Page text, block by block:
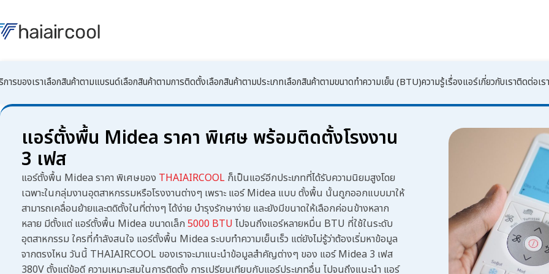
การของเราเลือกสินค้าตามแบรนด์เลือกสินค้าตามการติดตั้งเลือกสินค้าตามประเภทเลือกสินค้าตามขนาดทำความเย็น (BTU)ความรู้เรื่องแอร์เกี่ยวกับเราติดต่อเรา
แอร์ตั้งพื้น Midea ราคา พิเศษ พร้อมติดตั้งโรงงาน
3 เฟส
แอร์ตั้งพื้น Midea ราคา พิเศษของ THAIAIRCOOL ก็เป็นแอร์อีกประเภทที่ได้รับความนิยมสูงโดย
เฉพาะในกลุ่มงานอุตสาหกรรมหรือโรงงานต่างๆ เพราะแอร์ Midea แบบ ตั้งพื้น นั้นถูกออกแบบมาให้
สามารถเคลื่อนย้ายและตดิตั้งในที่ต่างๆ ได้ง่าย บำรุงรักษาง่าย และยังมีขนาดให้เลือกค่อนข้างหลาก
หลาย มีตั้งแต่ แอร์ตั้งพื้น Midea ขนาดเล็ก 5000 BTU ไปจนถึงแอร์หลายหมื่น BTU ที่ใช้ในระดับ
อุตสาหกรรม ใครที่กำลังสนใจ แอร์ตั้งพื้น Midea ระบบทำความเย็นเร็ว แต่ยังไม่รู้ว่าต้องเริ่มหาข้อมูล
จากตรงไหน วันนี้ THAIAIRCOOL ของเราจะมาแนะนำข้อมูลสำคัญต่างๆ ของ แอร์ Midea 3 เฟส
380Vตั้งแต่ข้อดี ความเหมาะสมในการติดตั้ง การเปรียบเทียบกับแอร์ประเภทอื่น ไปจนถึงแนะนำ แอร์